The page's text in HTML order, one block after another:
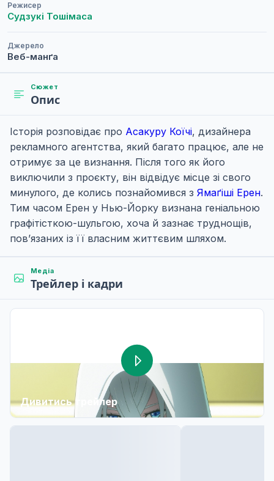
Режисер
Судзукі Тошімаса
Джерело
Веб-манґа
Сюжет
Опис
Історія розповідає про Асакуру Коїчі, дизайнера
рекламного агентства, який багато працює, але не
отримує за це визнання. Після того як його
виключили з проєкту, він відвідує місце зі свого
минулого, де колись познайомився з Ямаґіші Ерен.
Тим часом Ерен у Нью-Йорку визнана геніальною
графітісткою-шульгою, хоча й зазнає труднощів,
пов’язаних із її власним життєвим шляхом.
Медіа
Трейлер і кадри
Дивитись трейлер